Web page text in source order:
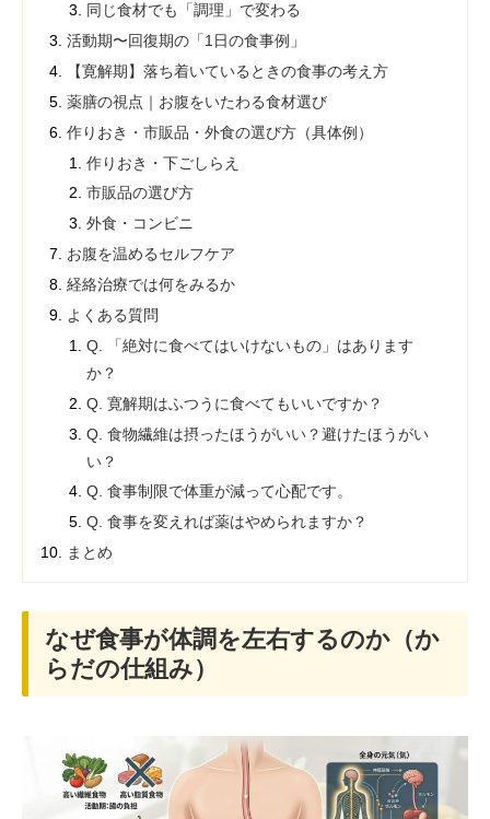
同じ食材でも「調理」で変わる
活動期〜回復期の「1日の食事例」
【寛解期】落ち着いているときの食事の考え方
薬膳の視点｜お腹をいたわる食材選び
作りおき・市販品・外食の選び方（具体例）
作りおき・下ごしらえ
市販品の選び方
外食・コンビニ
お腹を温めるセルフケア
経絡治療では何をみるか
よくある質問
Q. 「絶対に食べてはいけないもの」はあります
か？
Q. 寛解期はふつうに食べてもいいですか？
Q. 食物繊維は摂ったほうがいい？避けたほうがい
い？
Q. 食事制限で体重が減って心配です。
Q. 食事を変えれば薬はやめられますか？
まとめ
なぜ食事が体調を左右するのか（か
らだの仕組み）